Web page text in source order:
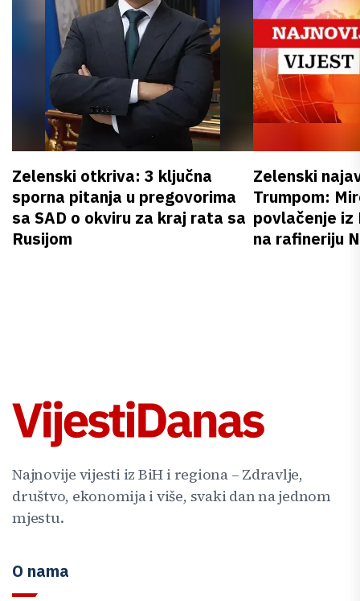
Zelenski otkriva: 3 ključna
sporna pitanja u pregovorima
sa SAD o okviru za kraj rata sa
Rusijom
Zelenski
Trumpom:
povlačenje iz
na rafineriju
Najnovije vijesti iz BiH i regiona – Zdravlje,
društvo, ekonomija i više, svaki dan na jednom
mjestu.
O nama